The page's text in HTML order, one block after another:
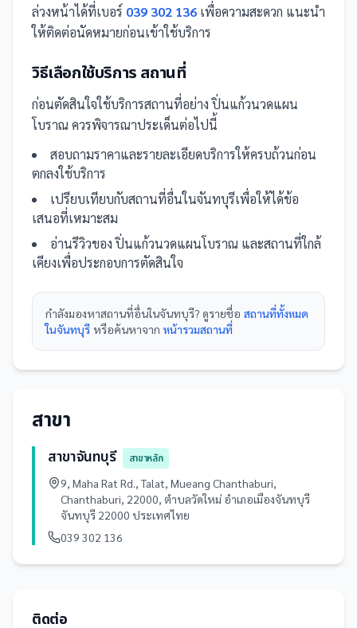
ล่วงหน้าได้ที่เบอร์ 039 302 136 เพื่อความสะดวก แนะนำ
ให้ติดต่อนัดหมายก่อนเข้าใช้บริการ
วิธีเลือกใช้บริการ สถานที่
ก่อนตัดสินใจใช้บริการสถานที่อย่างปิ่นแก้วนวดแผน
โบราณ ควรพิจารณาประเด็นต่อไปนี้
สอบถามราคาและรายละเอียดบริการให้ครบถ้วนก่อน
ตกลงใช้บริการ
เปรียบเทียบกับสถานที่อื่นในจันทบุรีเพื่อให้ได้ข้อ
เสนอที่เหมาะสม
อ่านรีวิวของปิ่นแก้วนวดแผนโบราณ และสถานที่ใกล้
เคียงเพื่อประกอบการตัดสินใจ
กำลังมองหาสถานที่อื่นในจันทบุรี? ดูรายชื่อ สถานที่ทั้งหมด
ในจันทบุรี หรือค้นหาจาก หน้ารวมสถานที่
สาขา
สาขาจันทบุรี
สาขาหลัก
9, Maha Rat Rd., Talat, Mueang Chanthaburi,
Chanthaburi, 22000, ตำบลวัดใหม่ อำเภอเมืองจันทบุรี
จันทบุรี 22000 ประเทศไทย
039 302 136
ติดต่อ